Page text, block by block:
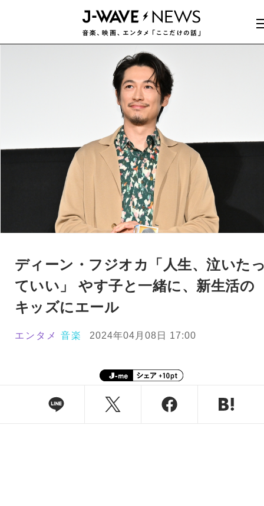
ディーン・フジオカ「人生、泣いた
ていい」 やす子と一緒に、新生活の
キッズにエール
エンタメ 音楽 2024年04月08日 17:00